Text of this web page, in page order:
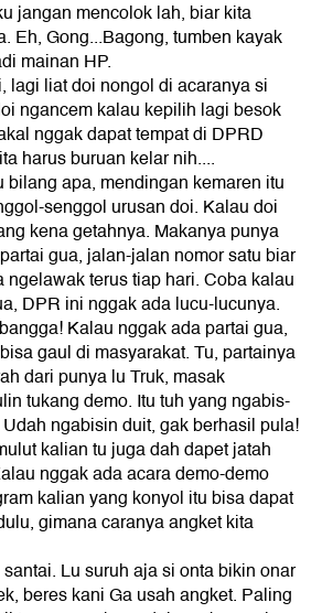
jangan mencolok lah, biar kita
Eh, Gong...Bagong, tumben kayak
mainan HP.
lagi liat doi nongol di acaranya si
ngancem kalau kepilih lagi besok
nggak dapat tempat di DPRD
harus buruan kelar nih....
bilang apa, mendingan kemaren itu
senggol urusan doi. Kalau doi
kena getahnya. Makanya punya
gua, jalan-jalan nomor satu biar
ngelawak terus tiap hari. Coba kalau
DPR ini nggak ada lucu-lucunya.
Kalau nggak ada partai gua,
gaul di masyarakat. Tu, partainya
dari punya lu Truk, masak
tukang demo. Itu tuh yang ngabis-
ngabisin duit, gak berhasil pula!
kalian tu juga dah dapet jatah
nggak ada acara demo-demo
kalian yang konyol itu bisa dapat
gimana caranya angket kita
Lu suruh aja si onta bikin onar
beres kani Ga usah angket. Paling